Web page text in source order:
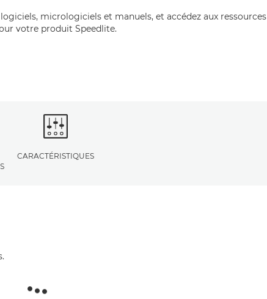
micrologiciels et manuels, et accédez aux ressources
votre produit Speedlite.
CARACTÉRISTIQUES